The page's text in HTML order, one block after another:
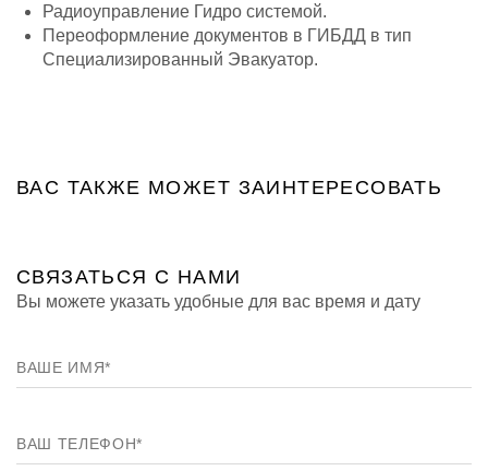
Радиоуправление Гидро системой.
Переоформление документов в ГИБДД в тип
Специализированный Эвакуатор.
ВАС ТАКЖЕ МОЖЕТ ЗАИНТЕРЕСОВАТЬ
СВЯЗАТЬСЯ С НАМИ
Вы можете указать удобные для вас время и дату